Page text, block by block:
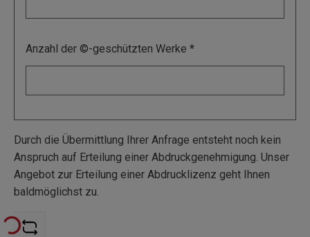
Anzahl der ©-geschützten Werke
Durch die Übermittlung Ihrer Anfrage entsteht noch kein
Anspruch auf Erteilung einer Abdruckgenehmigung. Unser
Angebot zur Erteilung einer Abdrucklizenz geht Ihnen
baldmöglichst zu.
Loading...